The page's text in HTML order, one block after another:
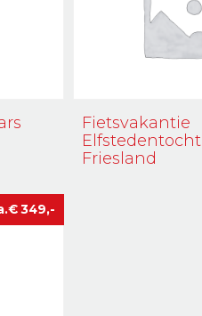
Fietsvakantie
Elfstedentocht
Friesland
€349